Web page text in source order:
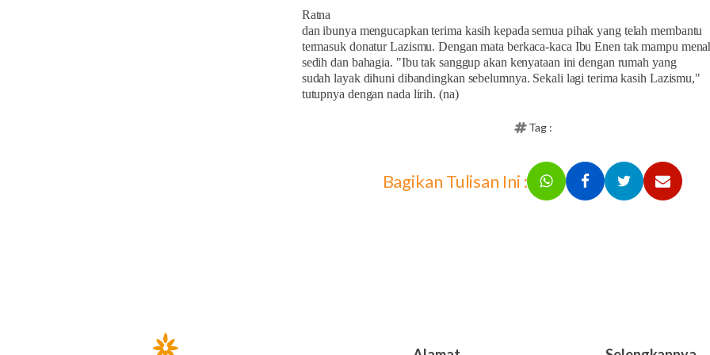
Ratna
dan ibunya mengucapkan terima kasih kepada semua pihak yang telah membantu
termasuk donatur Lazismu. Dengan mata berkaca-kaca Ibu Enen tak mampu
sedih dan bahagia. "Ibu tak sanggup akan kenyataan ini dengan rumah yang
sudah layak dihuni dibandingkan sebelumnya. Sekali lagi terima kasih Lazismu,"
tutupnya dengan nada lirih. (na)
Tag :
Bagikan Tulisan Ini :